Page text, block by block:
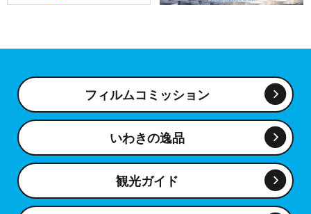
フィルムコミッション
いわきの逸品
観光ガイド